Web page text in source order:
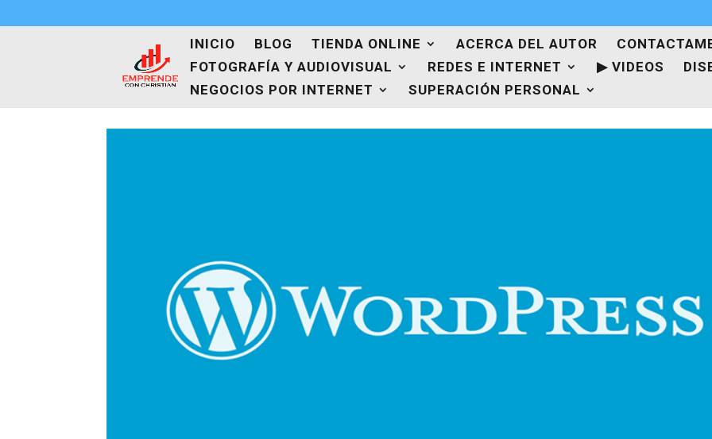
INICIO BLOG TIENDA ONLINE ACERCA DEL AUTOR
FOTOGRAFÍA Y AUDIOVISUAL
REDES E INTERNET ▶ VIDEOS
NEGOCIOS POR INTERNET
SUPERACIÓN PERSONAL